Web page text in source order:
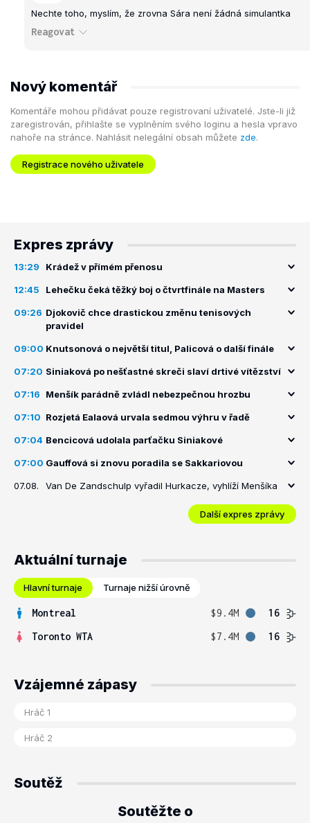
Nechte toho, myslím, že zrovna Sára není žádná simulantka
Reagovat
Nový komentář
Komentáře mohou přidávat pouze registrovaní uživatelé. Jste-li již
zaregistrován, přihlašte se vyplněním svého loginu a hesla vpravo
nahoře na stránce. Nahlásit nelegální obsah můžete zde.
Registrace nového uživatele
Expres zprávy
13:29 Krádež v přímém přenosu
12:45 Lehečku čeká těžký boj o čtvrtfinále na Masters
09:26 Djokovič chce drastickou změnu tenisových
pravidel
09:00 Knutsonová o největší titul, Palicová o další finále
07:20 Siniaková po nešťastné skreči slaví drtivé vítězství
07:16 Menšík parádně zvládl nebezpečnou hrozbu
07:10 Rozjetá Ealaová urvala sedmou výhru v řadě
07:04 Bencicová udolala parťačku Siniakové
07:00 Gauffová si znovu poradila se Sakkariovou
07.08. Van De Zandschulp vyřadil Hurkacze, vyhlíží Menšíka
Další expres zprávy
Aktuální turnaje
Hlavní turnaje Turnaje nižší úrovně
Montreal $9.4M
16
Toronto WTA
$7.4M 16
Vzájemné zápasy
Soutěž
Soutěžte o